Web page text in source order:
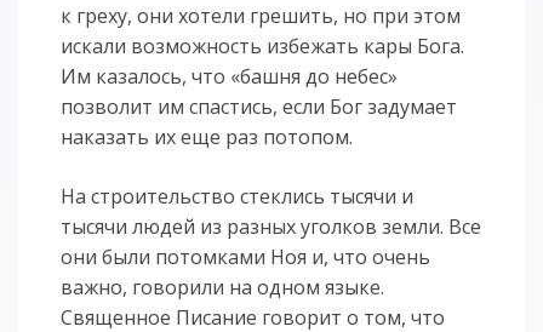
к греху, они хотели грешить, но при этом
искали возможность избежать кары Бога.
Им казалось, что «башня до небес»
позволит им спастись, если Бог задумает
наказать их еще раз потопом.
На строительство стеклись тысячи и
тысячи людей из разных уголков земли. Все
они были потомками Ноя и, что очень
важно, говорили на одном языке.
Священное Писание говорит о том, что